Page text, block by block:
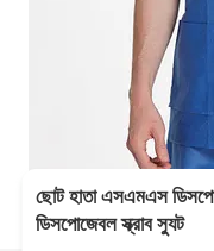
ছোট হাতা এসএমএস
ডিসপোজেবল স্ক্রাব স্যুট